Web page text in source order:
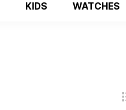
KIDS WATCHES